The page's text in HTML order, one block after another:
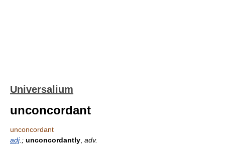
Universalium
unconcordant
unconcordant
adj.; unconcordantly adv.